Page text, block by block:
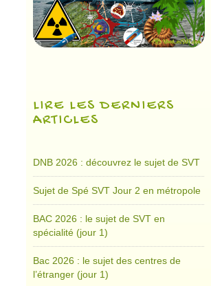
LIRE LES DERNIERS
ARTICLES
DNB 2026 : découvrez le sujet de SVT
Sujet de Spé SVT Jour 2 en métropole
BAC 2026 : le sujet de SVT en
spécialité (jour 1)
Bac 2026 : le sujet des centres de
l’étranger (jour 1)